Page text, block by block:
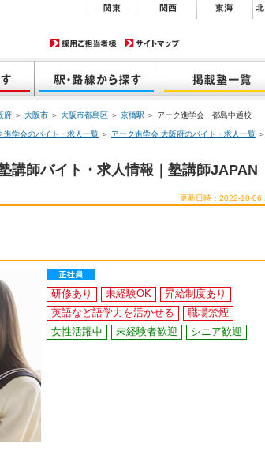
府 ＞ 大阪市 ＞ 大阪市都島区 ＞ 京橋駅 ＞ アーク進学会 都島中通校
進学会のバイト・求人一覧 ＞ アーク進学会 大阪府のバイト・求人一覧 ＞
講師バイト・求人情報｜塾講師JAPAN
更新日時：2022-10-06
研修あり 未経験OK
昇給制度あり
英語など語学力を活かせる
職場禁煙
女性活躍中
未経験者歓迎 シニア歓迎